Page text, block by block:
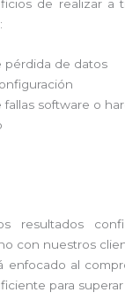
de realizar a
pérdida de datos
software o
resultados
con nuestros
enfocado al
para superar